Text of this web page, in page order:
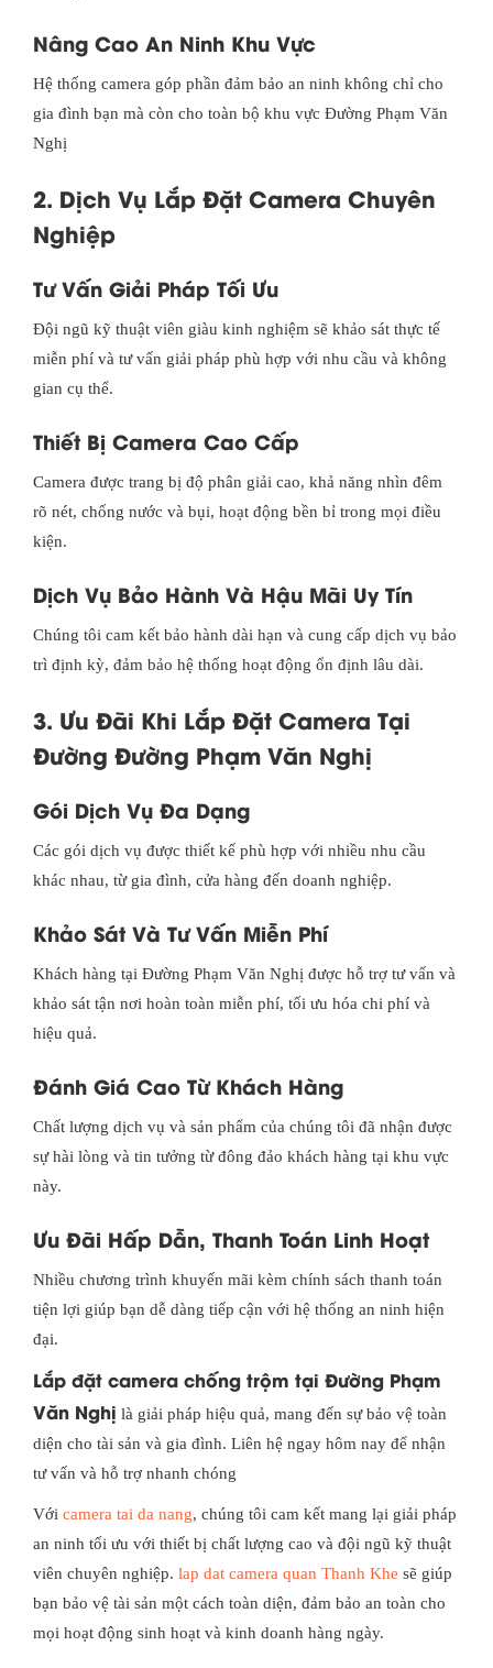
Nâng Cao An Ninh Khu Vực
Hệ thống camera góp phần đảm bảo an ninh không chỉ cho
gia đình bạn mà còn cho toàn bộ khu vực Đường Phạm Văn
Nghị
2. Dịch Vụ Lắp Đặt Camera Chuyên
Nghiệp
Tư Vấn Giải Pháp Tối Ưu
Đội ngũ kỹ thuật viên giàu kinh nghiệm sẽ khảo sát thực tế
miễn phí và tư vấn giải pháp phù hợp với nhu cầu và không
gian cụ thể.
Thiết Bị Camera Cao Cấp
Camera được trang bị độ phân giải cao, khả năng nhìn đêm
rõ nét, chống nước và bụi, hoạt động bền bỉ trong mọi điều
kiện.
Dịch Vụ Bảo Hành Và Hậu Mãi Uy Tín
Chúng tôi cam kết bảo hành dài hạn và cung cấp dịch vụ bảo
trì định kỳ, đảm bảo hệ thống hoạt động ổn định lâu dài.
3. Ưu Đãi Khi Lắp Đặt Camera Tại
Đường Đường Phạm Văn Nghị
Gói Dịch Vụ Đa Dạng
Các gói dịch vụ được thiết kế phù hợp với nhiều nhu cầu
khác nhau, từ gia đình, cửa hàng đến doanh nghiệp.
Khảo Sát Và Tư Vấn Miễn Phí
Khách hàng tại Đường Phạm Văn Nghị được hỗ trợ tư vấn và
khảo sát tận nơi hoàn toàn miễn phí, tối ưu hóa chi phí và
hiệu quả.
Đánh Giá Cao Từ Khách Hàng
Chất lượng dịch vụ và sản phẩm của chúng tôi đã nhận được
sự hài lòng và tin tưởng từ đông đảo khách hàng tại khu vực
này.
Ưu Đãi Hấp Dẫn, Thanh Toán Linh Hoạt
Nhiều chương trình khuyến mãi kèm chính sách thanh toán
tiện lợi giúp bạn dễ dàng tiếp cận với hệ thống an ninh hiện
đại.
Lắp đặt camera chống trộm tại Đường Phạm
Văn Nghị là giải pháp hiệu quả, mang đến sự bảo vệ toàn
diện cho tài sản và gia đình. Liên hệ ngay hôm nay để nhận
tư vấn và hỗ trợ nhanh chóng
Với camera tai da nang, chúng tôi cam kết mang lại giải pháp
an ninh tối ưu với thiết bị chất lượng cao và đội ngũ kỹ thuật
viên chuyên nghiệp. lap dat camera quan Thanh Khe sẽ giúp
bạn bảo vệ tài sản một cách toàn diện, đảm bảo an toàn cho
mọi hoạt động sinh hoạt và kinh doanh hàng ngày.